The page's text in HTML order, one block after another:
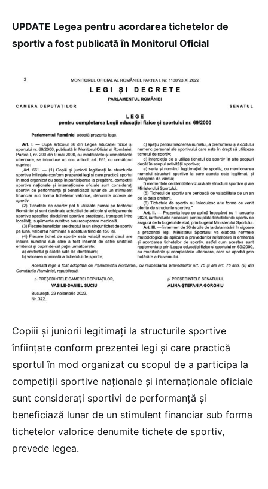
UPDATE Legea pentru acordarea tichetelor de
sportiv a fost publicată în Monitorul Oficial
Copiii şi juniorii legitimaţi la structurile sportive
înfiinţate conform prezentei legi şi care practică
sportul în mod organizat cu scopul de a participa la
competiţii sportive naţionale şi internaţionale oficiale
sunt consideraţi sportivi de performanţă şi
beneficiază lunar de un stimulent financiar sub forma
tichetelor valorice denumite tichete de sportiv,
prevede legea.